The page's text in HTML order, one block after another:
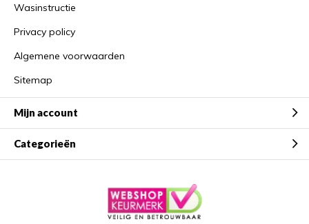
Wasinstructie
Privacy policy
Algemene voorwaarden
Sitemap
Mijn account
Categorieën